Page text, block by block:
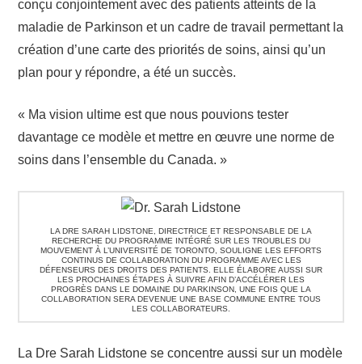
conçu conjointement avec des patients atteints de la
maladie de Parkinson et un cadre de travail permettant la
création d’une carte des priorités de soins, ainsi qu’un
plan pour y répondre, a été un succès.
« Ma vision ultime est que nous pouvions tester
davantage ce modèle et mettre en œuvre une norme de
soins dans l’ensemble du Canada. »
LA DRE SARAH LIDSTONE, DIRECTRICE ET RESPONSABLE DE LA
RECHERCHE DU PROGRAMME INTÉGRÉ SUR LES TROUBLES DU
MOUVEMENT À L’UNIVERSITÉ DE TORONTO, SOULIGNE LES EFFORTS
CONTINUS DE COLLABORATION DU PROGRAMME AVEC LES
DÉFENSEURS DES DROITS DES PATIENTS. ELLE ÉLABORE AUSSI SUR
LES PROCHAINES ÉTAPES À SUIVRE AFIN D’ACCÉLÉRER LES
PROGRÈS DANS LE DOMAINE DU PARKINSON, UNE FOIS QUE LA
COLLABORATION SERA DEVENUE UNE BASE COMMUNE ENTRE TOUS
LES COLLABORATEURS.
La Dre Sarah Lidstone se concentre aussi sur un modèle